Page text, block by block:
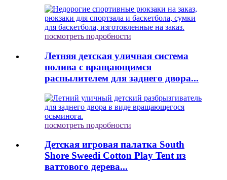
посмотреть подробности
Летняя детская уличная система
полива с вращающимся
распылителем для заднего двора...
посмотреть подробности
Детская игровая палатка South
Shore Sweedi Cotton Play Tent из
ваттового дерева...